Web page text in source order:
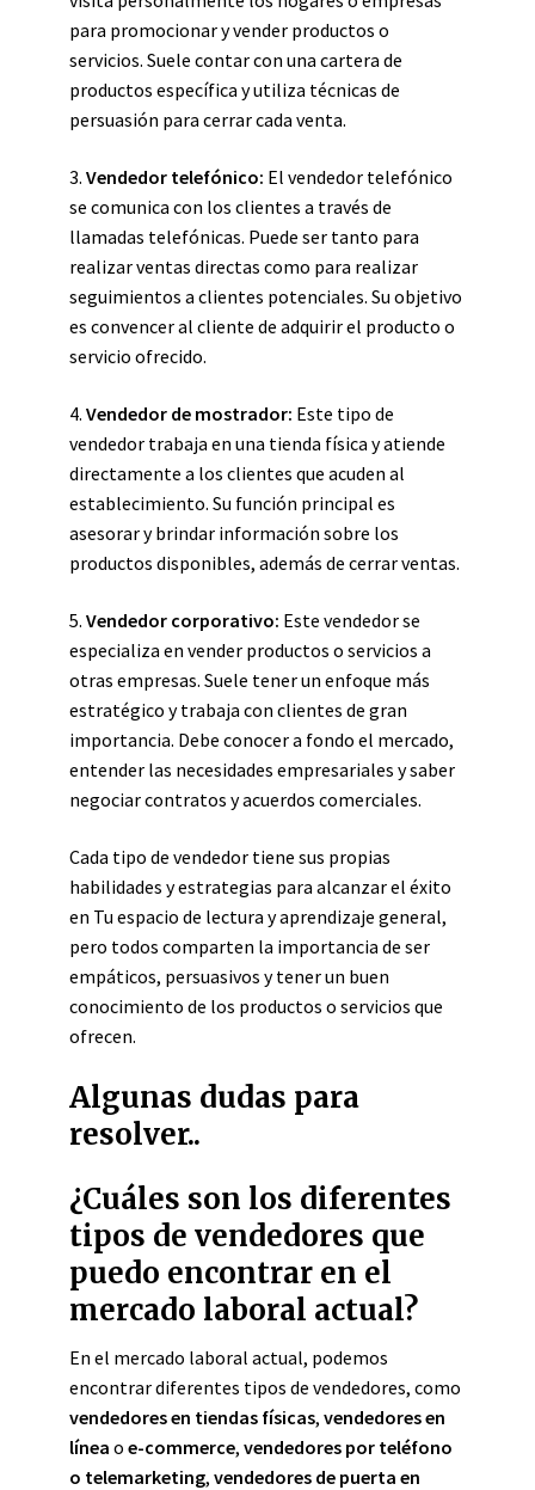
para promocionar y vender productos o
servicios. Suele contar con una cartera de
productos específica y utiliza técnicas de
persuasión para cerrar cada venta.
3. Vendedor telefónico: El vendedor telefónico
se comunica con los clientes a través de
llamadas telefónicas. Puede ser tanto para
realizar ventas directas como para realizar
seguimientos a clientes potenciales. Su objetivo
es convencer al cliente de adquirir el producto o
servicio ofrecido.
4. Vendedor de mostrador: Este tipo de
vendedor trabaja en una tienda física y atiende
directamente a los clientes que acuden al
establecimiento. Su función principal es
asesorar y brindar información sobre los
productos disponibles, además de cerrar ventas.
5. Vendedor corporativo: Este vendedor se
especializa en vender productos o servicios a
otras empresas. Suele tener un enfoque más
estratégico y trabaja con clientes de gran
importancia. Debe conocer a fondo el mercado,
entender las necesidades empresariales y saber
negociar contratos y acuerdos comerciales.
Cada tipo de vendedor tiene sus propias
habilidades y estrategias para alcanzar el éxito
en Tu espacio de lectura y aprendizaje general,
pero todos comparten la importancia de ser
empáticos, persuasivos y tener un buen
conocimiento de los productos o servicios que
ofrecen.
Algunas dudas para
resolver..
¿Cuáles son los diferentes
tipos de vendedores que
puedo encontrar en el
mercado laboral actual?
En el mercado laboral actual, podemos
encontrar diferentes tipos de vendedores, como
vendedores en tiendas físicas, vendedores en
línea o e-commerce, vendedores por teléfono
o telemarketing, vendedores de puerta en